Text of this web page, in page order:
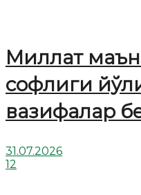
Миллат
софлиги
вазифалар
31.07.2026
12